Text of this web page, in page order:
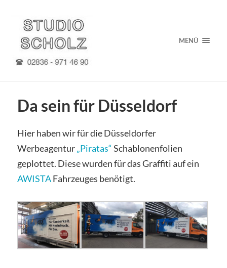
MENÜ
Da sein für Düsseldorf
Hier haben wir für die Düsseldorfer
Werbeagentur„Piratas“Schablonenfolien
geplottet. Diese wurden für das Graffiti auf ein
AWISTAFahrzeuges benötigt.